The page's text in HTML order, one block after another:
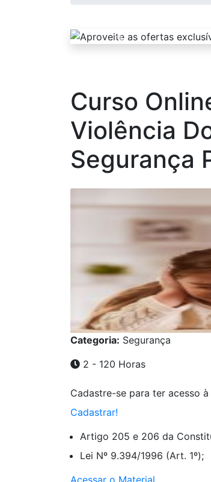
Curso
Violência
Segurança
Categoria: Segurança
2 - 120 Horas
Cadastre-se para ter acesso
Cadastrar!
Artigo 205 e 206 da
Lei Nº 9.394/1996 (Art. 1º);